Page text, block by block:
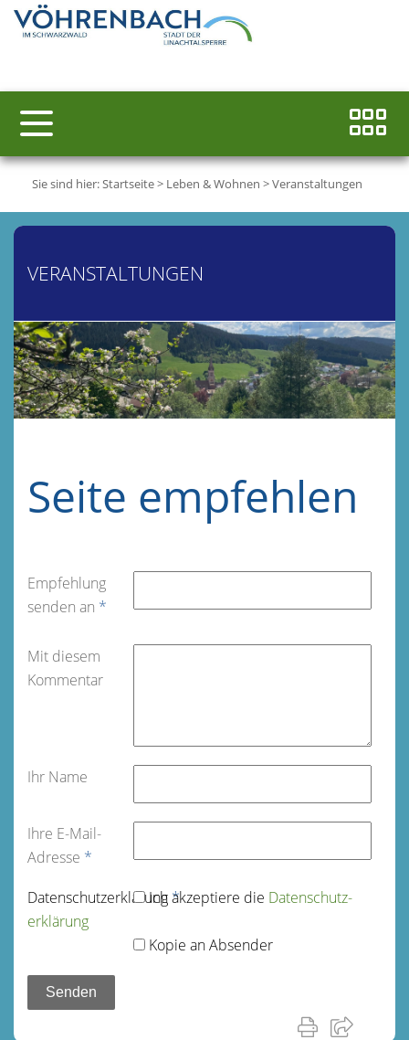
Sie sind hier:Startseite> Leben & Wohnen >Veranstaltungen
VERANSTALTUNGEN
Seite empfehlen
Empfehlung
senden an *
Mit diesem
Kommentar
Ihr Name
Ihre E-Mail-
Adresse *
Datenschutz­erklärung*
Ich akzeptiere die Datenschutz­
erklärung
Kopie an Absender